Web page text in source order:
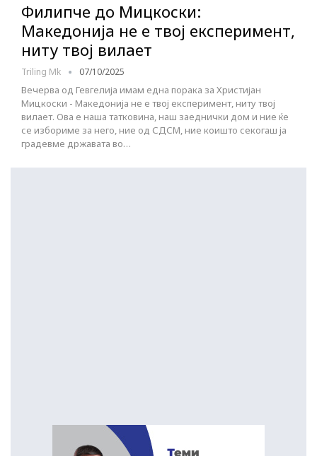
Филипче до Мицкоски:
Македонија не е твој експеримент,
ниту твој вилает
Triling Mk 07/10/2025
Вечерва од Гевгелија имам една порака за Христијан
Мицкоски - Македонија не е твој експеримент, ниту твој
вилает. Ова е наша татковина, наш заеднички дом и ние ќе
се избориме за него, ние од СДСМ, ние коишто секогаш ја
градевме државата во…